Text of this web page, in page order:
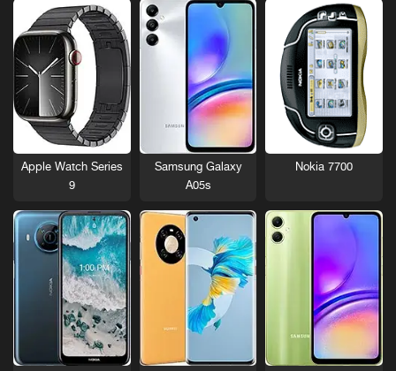
Nokia 7700
Samsung Galaxy
A05s
Apple Watch Series
9